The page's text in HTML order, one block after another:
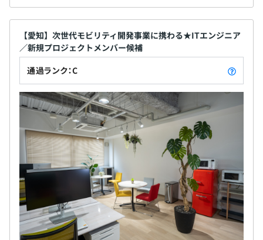
【愛知】次世代モビリティ開発事業に携わる★ITエンジニア
／新規プロジェクトメンバー候補
通過ランク：C